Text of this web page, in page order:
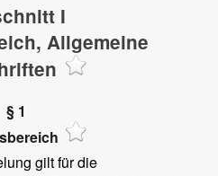
I
Allgemeine
§ 1
gilt für die